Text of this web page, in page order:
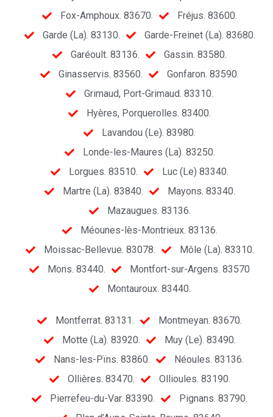
Fox-Amphoux. 83670.
Fréjus. 83600.
Garde (La). 83130.
Garde-Freinet (La). 83680.
Garéoult. 83136.
Gassin. 83580.
Ginasservis. 83560.
Gonfaron. 83590.
Grimaud, Port-Grimaud. 83310.
Hyères, Porquerolles. 83400.
Lavandou (Le). 83980.
Londe-les-Maures (La). 83250.
Lorgues. 83510.
Luc (Le) 83340.
Martre (La). 83840.
Mayons. 83340.
Mazaugues. 83136.
Méounes-lès-Montrieux. 83136.
Moissac-Bellevue. 83078.
Môle (La). 83310.
Mons. 83440.
Montfort-sur-Argens. 83570
Montauroux. 83440.
Montferrat. 83131.
Montmeyan. 83670.
Motte (La). 83920.
Muy (Le). 83490.
Nans-les-Pïns. 83860.
Néoules. 83136.
Ollières. 83470.
Ollioules. 83190.
Pierrefeu-du-Var. 83390.
Pignans. 83790.